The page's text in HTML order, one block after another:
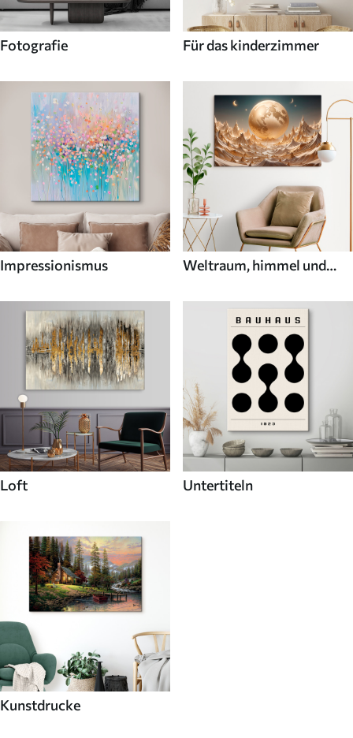
Fotografie Für das kinderzimmer
Impressionismus
Weltraum, himmel und
Loft Untertiteln
Kunstdrucke